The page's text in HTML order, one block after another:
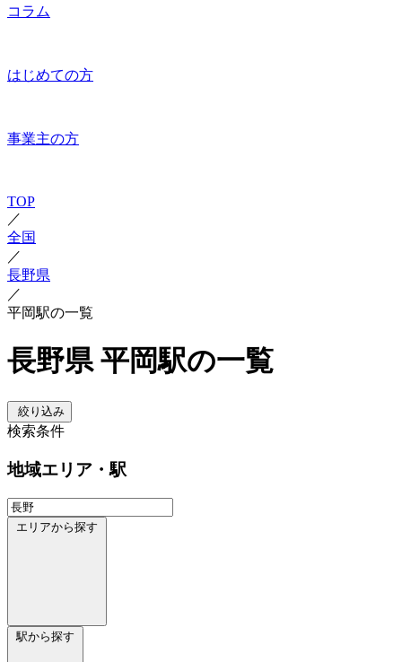
コラム
はじめての方
事業主の方
TOP
／
全国
／
長野県
／
平岡駅の一覧
長野県 平岡駅の一覧
絞り込み
検索条件
地域エリア・駅
エリアから探す
駅から探す